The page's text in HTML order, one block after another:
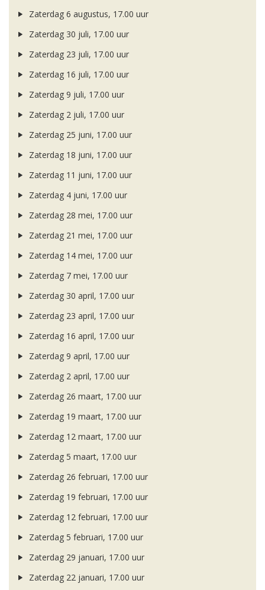
Zaterdag 6 augustus, 17.00 uur
Zaterdag 30 juli, 17.00 uur
Zaterdag 23 juli, 17.00 uur
Zaterdag 16 juli, 17.00 uur
Zaterdag 9 juli, 17.00 uur
Zaterdag 2 juli, 17.00 uur
Zaterdag 25 juni, 17.00 uur
Zaterdag 18 juni, 17.00 uur
Zaterdag 11 juni, 17.00 uur
Zaterdag 4 juni, 17.00 uur
Zaterdag 28 mei, 17.00 uur
Zaterdag 21 mei, 17.00 uur
Zaterdag 14 mei, 17.00 uur
Zaterdag 7 mei, 17.00 uur
Zaterdag 30 april, 17.00 uur
Zaterdag 23 april, 17.00 uur
Zaterdag 16 april, 17.00 uur
Zaterdag 9 april, 17.00 uur
Zaterdag 2 april, 17.00 uur
Zaterdag 26 maart, 17.00 uur
Zaterdag 19 maart, 17.00 uur
Zaterdag 12 maart, 17.00 uur
Zaterdag 5 maart, 17.00 uur
Zaterdag 26 februari, 17.00 uur
Zaterdag 19 februari, 17.00 uur
Zaterdag 12 februari, 17.00 uur
Zaterdag 5 februari, 17.00 uur
Zaterdag 29 januari, 17.00 uur
Zaterdag 22 januari, 17.00 uur